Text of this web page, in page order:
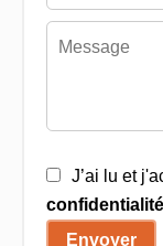
J’ai lu et
confidentialité
Envoyer